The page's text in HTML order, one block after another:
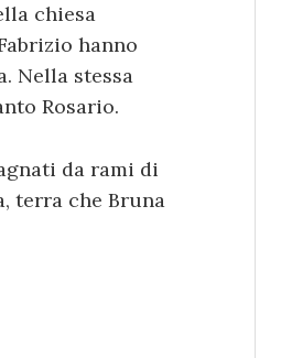
chiesa
hanno
Nella stessa
Rosario.
da rami di
terra che Bruna